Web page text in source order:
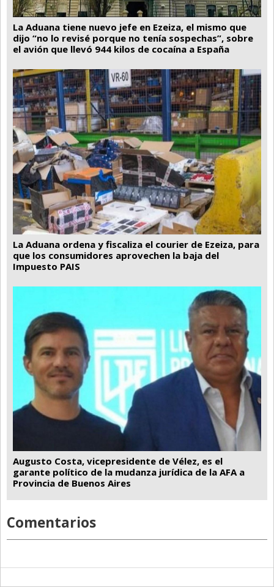
La Aduana tiene nuevo jefe en Ezeiza, el mismo que
dijo “no lo revisé porque no tenía sospechas”, sobre
el avión que llevó 944 kilos de cocaína a España
La Aduana ordena y fiscaliza el courier de Ezeiza, para
que los consumidores aprovechen la baja del
Impuesto PAIS
Augusto Costa, vicepresidente de Vélez, es el
garante político de la mudanza jurídica de la AFA a
Provincia de Buenos Aires
Comentarios